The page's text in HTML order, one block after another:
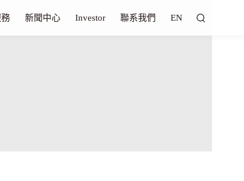
新聞中心 Investor 聯系我們 EN